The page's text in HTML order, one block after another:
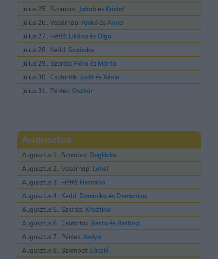
Július 25., Szombat: Jakab és Kristóf
Július 26., Vasárnap: Anikó ésAnna
Július 27., Hétfő: Liliána és Olga
Július 28., Kedd: Szabolcs
Július 29., Szerda: Flóra és Márta
Július 30., Csütörtök: Judit ésXénia
Július 31., Péntek: Oszkár
Augusztus
Augusztus 1., Szombat: Boglárka
Augusztus 2., Vasárnap: Lehel
Augusztus 3., Hétfő: Hermina
Augusztus 4., Kedd: Dominika és Domonkos
Augusztus 5., Szerda: Krisztina
Augusztus 6., Csütörtök: Berta és Bettina
Augusztus 7., Péntek: Ibolya
Augusztus 8., Szombat: László